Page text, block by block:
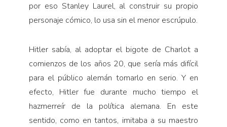
por eso Stanley Laurel, al construir su propio
personaje cómico, lo usa sin el menor escrúpulo.
Hitler sabía, al adoptar el bigote de Charlot a
comienzos de los años 20, que sería más difícil
para el público alemán tomarlo en serio. Y en
efecto, Hitler fue durante mucho tiempo el
hazmerreír de la política alemana. En este
sentido, como en tantos, imitaba a su maestro